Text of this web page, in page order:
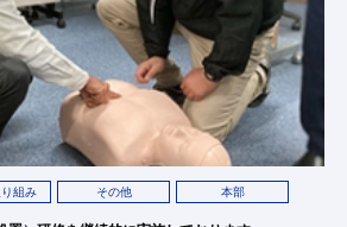
組み その他 本部